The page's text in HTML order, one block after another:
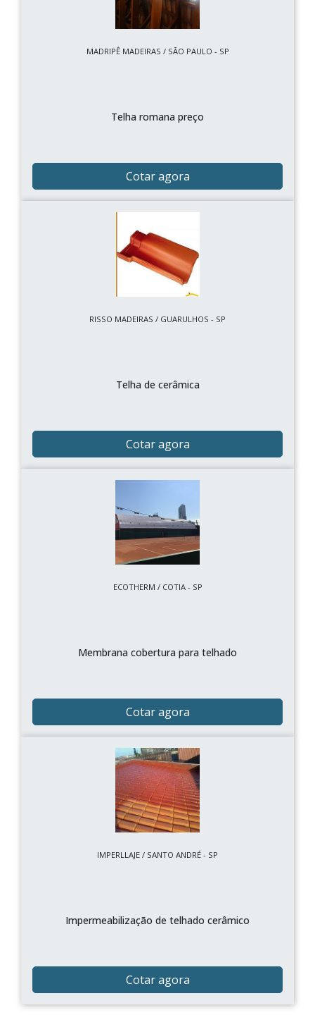
MADRIPÊ MADEIRAS / SÃO PAULO - SP
Telha romana preço
Cotar agora
RISSO MADEIRAS / GUARULHOS - SP
Telha de cerâmica
Cotar agora
ECOTHERM / COTIA - SP
Membrana cobertura para telhado
Cotar agora
IMPERLLAJE / SANTO ANDRÉ - SP
Impermeabilização de telhado cerâmico
Cotar agora